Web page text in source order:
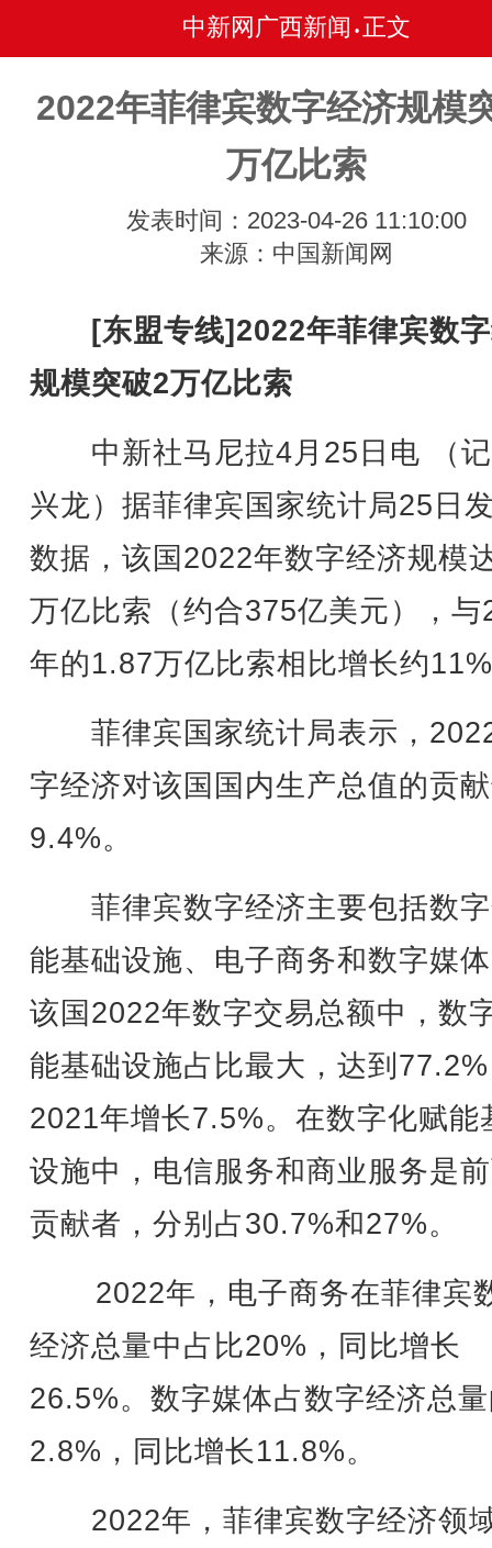
中新网广西新闻 • 正文
2022年菲律宾数字经济规模
万亿比索
发表时间：2023-04-26 11:10:00
来源：中国新闻网
[东盟专线]2022年菲律宾数
规模突破2万亿比索
中新社马尼拉4月25日电 （
兴龙）据菲律宾国家统计局25日
数据，该国2022年数字经济规模
万亿比索（约合375亿美元），与
年的1.87万亿比索相比增长约
菲律宾国家统计局表示，
字经济对该国国内生产总值的贡
9.4%。
菲律宾数字经济主要包括数
能基础设施、电子商务和数字媒
该国2022年数字交易总额中，数
能基础设施占比最大，达到
2021年增长7.5%。在数字化赋能
设施中，电信服务和商业服务是
贡献者，分别占30.7%和27%。
2022年，电子商务在菲律宾
经济总量中占比20%，同比增长
26.5%。数字媒体占数字经济总
2.8%，同比增长11.8%。
2022年，菲律宾数字经济领